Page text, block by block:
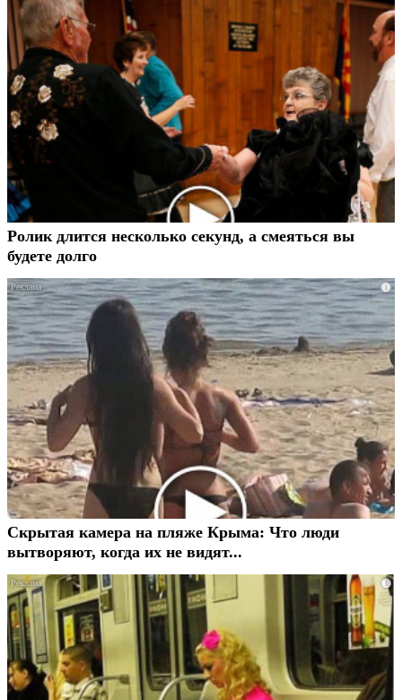
Ролик длится несколько секунд, а смеяться вы
будете долго
i
Скрытая камера на пляже Крыма: Что люди
вытворяют, когда их не видят...
i